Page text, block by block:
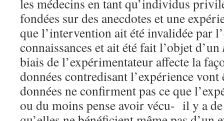
les médecins en tant qu’individus
fondées sur des anecdotes et une
que l’intervention ait été invalidée par
connaissances et ait été fait l’objet d’un
biais de l’expérimentateur affecte la
données contredisant l’expérience vont
données ne confirment pas ce que
ou du moins pense avoir vécu- il y a